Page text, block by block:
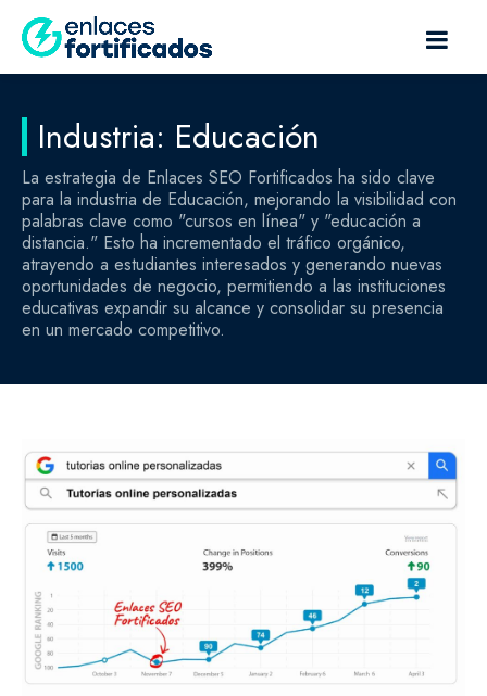
Industria: Educación
La estrategia de Enlaces SEO Fortificados ha sido clave
para la industria de Educación, mejorando la visibilidad con
palabras clave como "cursos en línea" y "educación a
distancia." Esto ha incrementado el tráfico orgánico,
atrayendo a estudiantes interesados y generando nuevas
oportunidades de negocio, permitiendo a las instituciones
educativas expandir su alcance y consolidar su presencia
en un mercado competitivo.